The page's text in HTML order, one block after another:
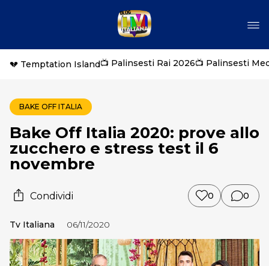
💔 Temptation Island📺 Palinsesti Rai 2026📺 Palinsesti
BAKE OFF ITALIA
Bake Off Italia 2020: prove allo
zucchero e stress test il 6
novembre
Condividi 0 0
Tv Italiana 06/11/2020